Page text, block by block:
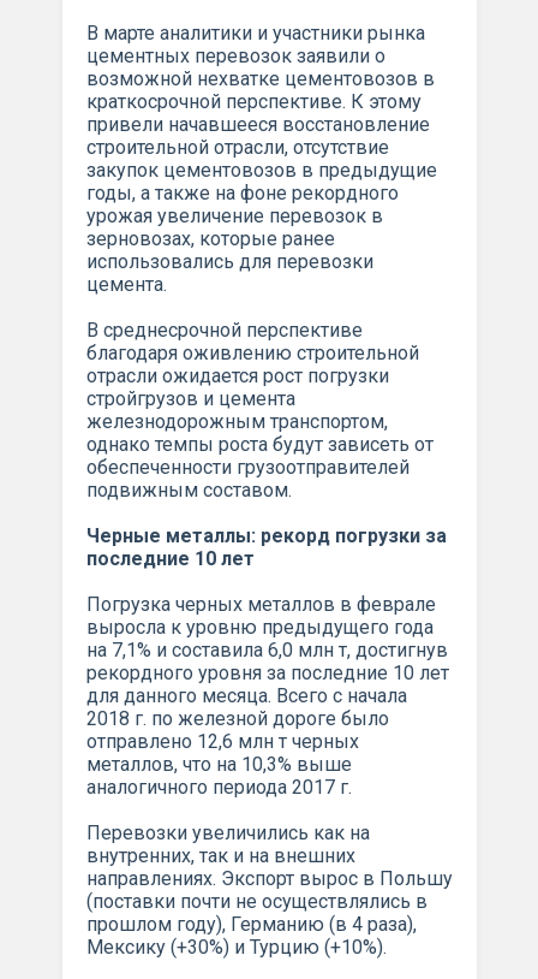
В марте аналитики и участники рынка
цементных перевозок заявили о
возможной нехватке цементовозов в
краткосрочной перспективе. К этому
привели начавшееся восстановление
строительной отрасли, отсутствие
закупок цементовозов в предыдущие
годы, а также на фоне рекордного
урожая увеличение перевозок в
зерновозах, которые ранее
использовались для перевозки
цемента.
В среднесрочной перспективе
благодаря оживлению строительной
отрасли ожидается рост погрузки
стройгрузов и цемента
железнодорожным транспортом,
однако темпы роста будут зависеть от
обеспеченности грузоотправителей
подвижным составом.
Черные металлы: рекорд погрузки за
последние 10 лет
Погрузка черных металлов в феврале
выросла к уровню предыдущего года
на 7,1% и составила 6,0 млн т, достигнув
рекордного уровня за последние 10 лет
для данного месяца. Всего с начала
2018 г. по железной дороге было
отправлено 12,6 млн т черных
металлов, что на 10,3% выше
аналогичного периода 2017 г.
Перевозки увеличились как на
внутренних, так и на внешних
направлениях. Экспорт вырос в Польшу
(поставки почти не осуществлялись в
прошлом году), Германию (в 4 раза),
Мексику (+30%) и Турцию (+10%).